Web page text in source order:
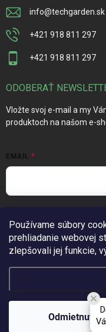
Používame súbory
prehliadanie webovej
zlepšovali jej funkcie,
Odmietnuť
info@techgarden.sk
+421 918 811 297
+421 918 811 297
ODOBERAŤ
Vložte svoj e-mail a my
produktoch na našom e-
EMAIL
údajov
Prihlásiť sa
Copyright 2026